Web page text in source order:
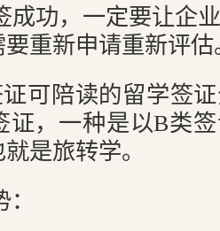
成功，一定要让企
重新申请重新评估
证可陪读的留学签
证，一种是以B类
是旅转学。